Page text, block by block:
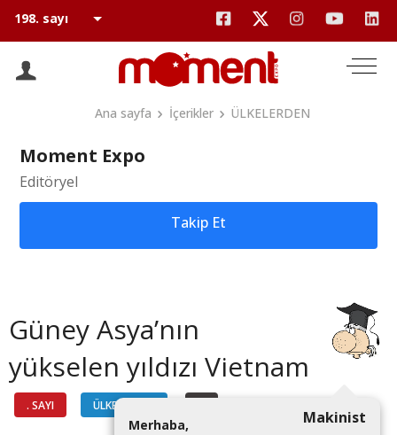
Ana sayfa İçerikler ÜLKELERDEN
Moment Expo
Editöryel
Takip Et
Güney Asya’nın
yükselen yıldızı Vietnam
. SAYI ÜLKELERDEN
Makinist
Merhaba,